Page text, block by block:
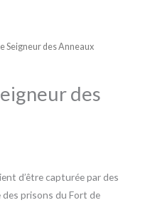
Seigneur des Anneaux
des
d’être capturée par des
prisons du Fort de